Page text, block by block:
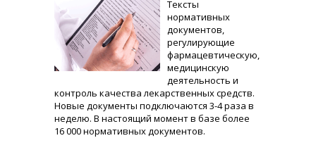
Тексты
нормативных
документов,
регулирующие
фармацевтическую,
медицинскую
деятельность и
контроль качества лекарственных средств.
Новые документы подключаются 3-4 раза в
неделю. В настоящий момент в базе более
16 000 нормативных документов.